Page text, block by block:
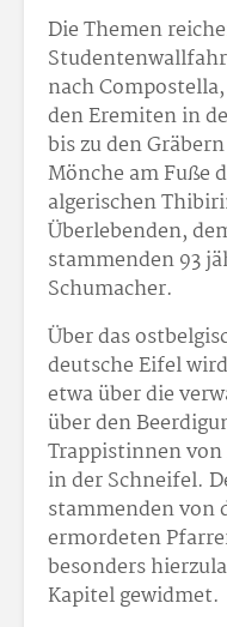
Die Themen
nach
den Eremiten in
bis zu den
Mönche am Fuße
algerischen
Überlebenden,
stammenden 93
Schumacher.
Über das
deutsche Eifel
etwa über die
über den
Trappistinnen
in der Schneifel.
stammenden von
ermordeten
besonders
Kapitel gewidmet.